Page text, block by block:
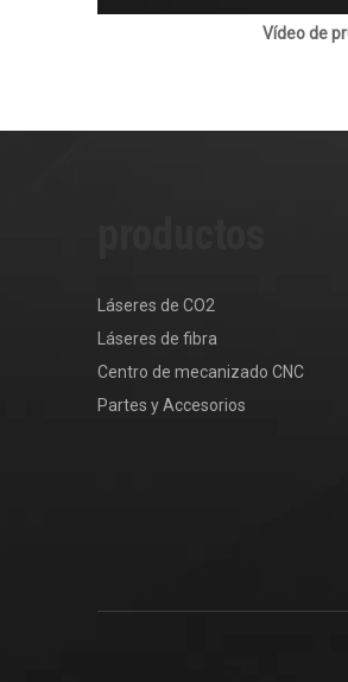
Vídeo de
Láseres de CO2
Láseres de fibra
Centro de mecanizado CNC
Partes y Accesorios